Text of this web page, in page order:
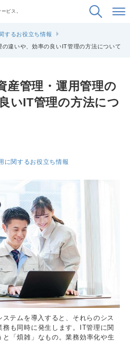
ビス。
するお役立ち情報
違いや、効率の良いIT管理の方法について
産管理・運用管理の
いIT管理の方法につ
に関するお役立ち情報
テムを導入すると、それらのシス
も同時に発生します。IT管理に関
「煩雑」なもの。業務効率化や生